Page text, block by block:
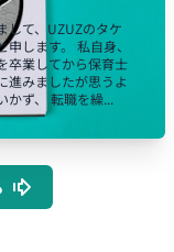
して、UZUZのタケ
申します。 私自身、
卒業してから保育士
進みましたが思うよ
かず、 転職を繰...